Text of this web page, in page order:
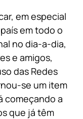
em especial
em todo o
no dia-a-dia,
e amigos,
das Redes
se um item
começando a
que já têm